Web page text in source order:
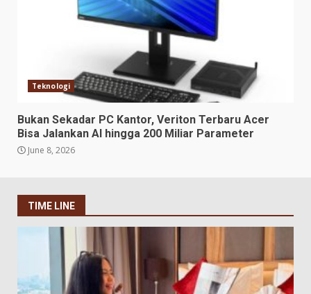
Teknologi
Bukan Sekadar PC Kantor, Veriton Terbaru Acer
Bisa Jalankan AI hingga 200 Miliar Parameter
June 8, 2026
TIME LINE